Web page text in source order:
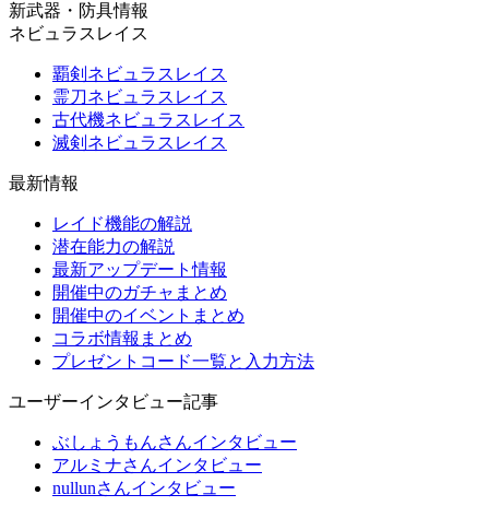
新武器・防具情報
ネビュラスレイス
覇剣ネビュラスレイス
霊刀ネビュラスレイス
古代機ネビュラスレイス
滅剣ネビュラスレイス
最新情報
レイド機能の解説
潜在能力の解説
最新アップデート情報
開催中のガチャまとめ
開催中のイベントまとめ
コラボ情報まとめ
プレゼントコード一覧と入力方法
ユーザーインタビュー記事
ぶしょうもんさんインタビュー
アルミナさんインタビュー
nullunさんインタビュー